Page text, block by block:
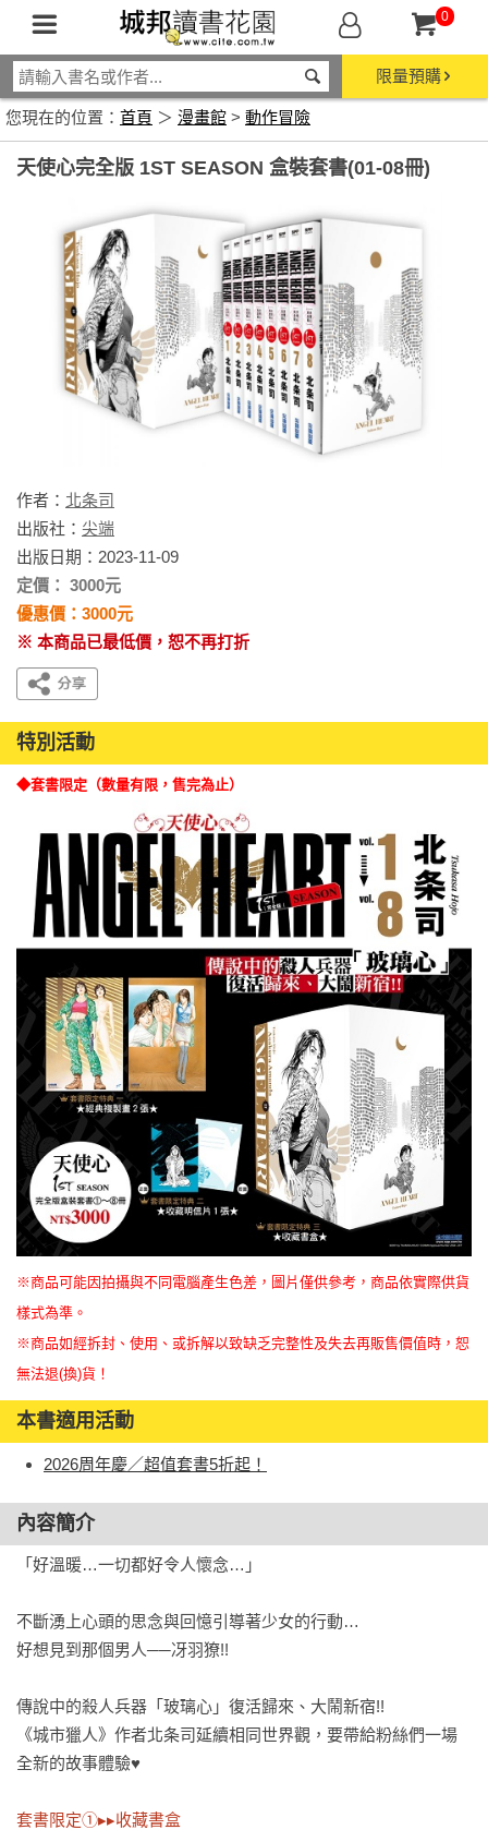
0
限量預購
您現在的位置： 首頁 ＞ 漫畫館 > 動作冒險
天使心完全版 1ST SEASON 盒裝套書(01-08冊)
作者： 北条司
出版社： 尖端
出版日期：2023-11-09
定價： 3000元
優惠價：3000元
※ 本商品已最低價，恕不再打折
特別活動
◆套書限定（數量有限，售完為止）
※商品可能因拍攝與不同電腦產生色差，圖片僅供參考，商品依實際供貨
樣式為準。
※商品如經拆封、使用、或拆解以致缺乏完整性及失去再販售價值時，恕
無法退(換)貨！
本書適用活動
2026周年慶／超值套書5折起！
內容簡介
「好溫暖…一切都好令人懷念…」
不斷湧上心頭的思念與回憶引導著少女的行動…
好想見到那個男人──冴羽獠!!
傳說中的殺人兵器「玻璃心」復活歸來、大鬧新宿!!
《城市獵人》作者北条司延續相同世界觀，要帶給粉絲們一場
全新的故事體驗♥
套書限定①▸▸收藏書盒